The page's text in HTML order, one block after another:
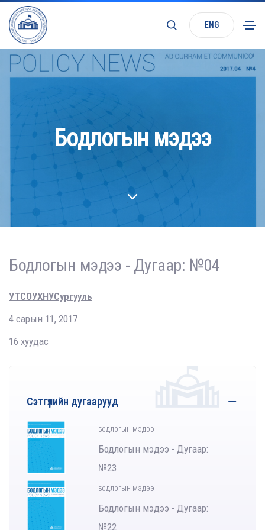
ENG
Бодлогын мэдээ
Бодлогын мэдээ - Дугаар: №04
УТСОУХНУСургууль
4 сарын 11, 2017
16 хуудас
Сэтгүүлийн дугаарууд
БОДЛОГЫН МЭДЭЭ
Бодлогын мэдээ - Дугаар:
№23
БОДЛОГЫН МЭДЭЭ
Бодлогын мэдээ - Дугаар:
№22